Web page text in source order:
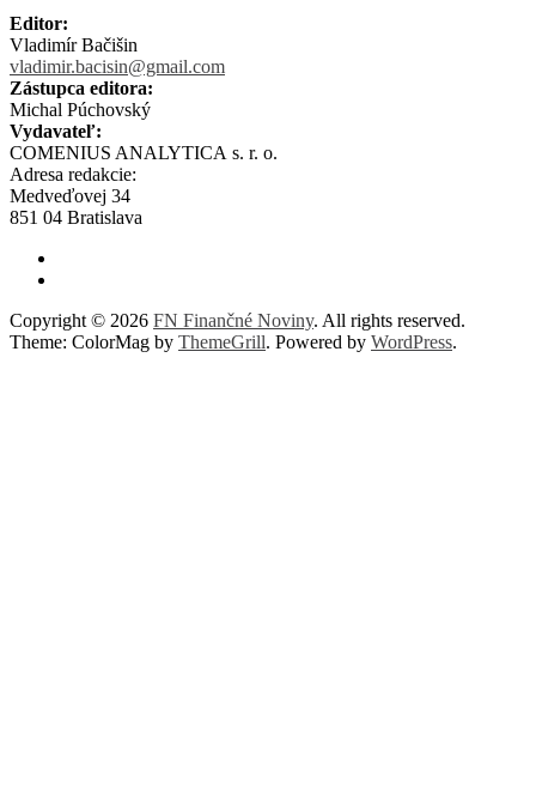
Editor:
Vladimír Bačišin
vladimir.bacisin@gmail.com
Zástupca editora:
Michal Púchovský
Vydavateľ:
COMENIUS ANALYTICA s. r. o.
Adresa redakcie:
Medveďovej 34
851 04 Bratislava
Copyright © 2026 FN Finančné Noviny. All rights reserved.
Theme: ColorMag by ThemeGrill. Powered by WordPress.